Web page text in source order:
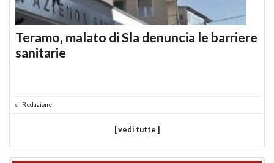
Teramo, malato di Sla denuncia le barriere
sanitarie
di Redazione
[ vedi tutte ]